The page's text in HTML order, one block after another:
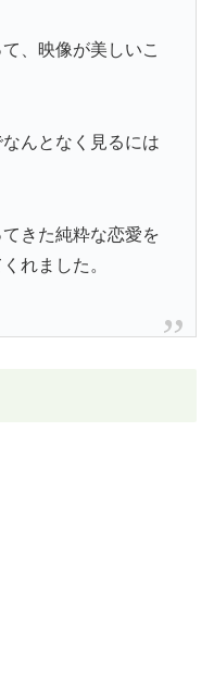
、映像が美しいこ
んとなく見るには
きた純粋な恋愛を
れました。